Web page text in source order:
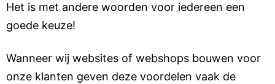
Het is met andere woorden voor iedereen een
goede keuze!
Wanneer wij websites of webshops bouwen voor
onze klanten geven deze voordelen vaak de